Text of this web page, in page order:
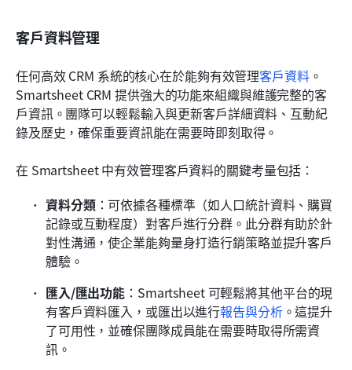
客戶資料管理
任何高效 CRM 系統的核心在於能夠有效管理客戶資料。
Smartsheet CRM 提供強大的功能來組織與維護完整的客
戶資訊。團隊可以輕鬆輸入與更新客戶詳細資料、互動紀
錄及歷史，確保重要資訊能在需要時即刻取得。
在 Smartsheet 中有效管理客戶資料的關鍵考量包括：
資料分類：可依據各種標準（如人口統計資料、購買
記錄或互動程度）對客戶進行分群。此分群有助於針
對性溝通，使企業能夠量身打造行銷策略並提升客戶
體驗。
匯入/匯出功能 ：Smartsheet 可輕鬆將其他平台的現
有客戶資料匯入，或匯出以進行報告與分析。這提升
了可用性，並確保團隊成員能在需要時取得所需資
訊。